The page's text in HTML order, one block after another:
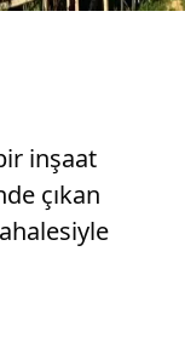
inşaat
çıkan